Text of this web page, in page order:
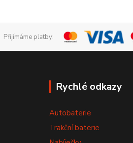
Přijímáme platby:
Rychlé odkazy
Autobaterie
Trakční baterie